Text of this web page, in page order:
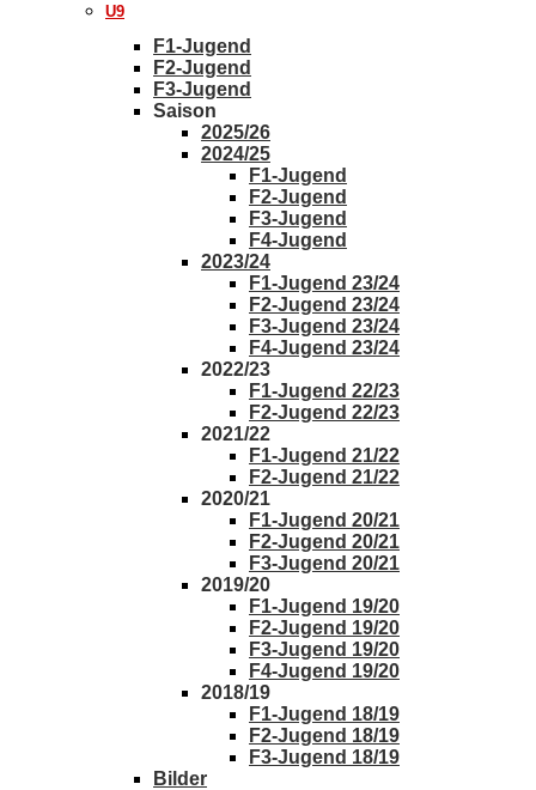
U9
F1-Jugend
F2-Jugend
F3-Jugend
Saison
2025/26
2024/25
F1-Jugend
F2-Jugend
F3-Jugend
F4-Jugend
2023/24
F1-Jugend 23/24
F2-Jugend 23/24
F3-Jugend 23/24
F4-Jugend 23/24
2022/23
F1-Jugend 22/23
F2-Jugend 22/23
2021/22
F1-Jugend 21/22
F2-Jugend 21/22
2020/21
F1-Jugend 20/21
F2-Jugend 20/21
F3-Jugend 20/21
2019/20
F1-Jugend 19/20
F2-Jugend 19/20
F3-Jugend 19/20
F4-Jugend 19/20
2018/19
F1-Jugend 18/19
F2-Jugend 18/19
F3-Jugend 18/19
Bilder